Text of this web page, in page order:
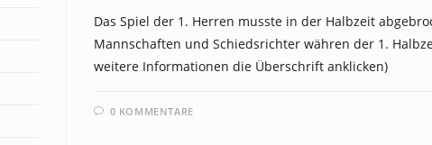
Das Spiel der 1. Herren musste in der Halbzeit
Mannschaften und Schiedsrichter währen der 1.
weitere Informationen die Überschrift anklicken)
0 KOMMENTARE